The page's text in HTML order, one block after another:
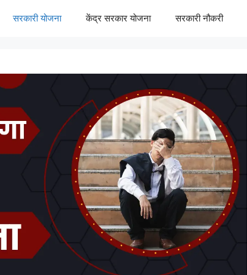
सरकारी योजना केंद्र सरकार योजना सरकारी नौकरी